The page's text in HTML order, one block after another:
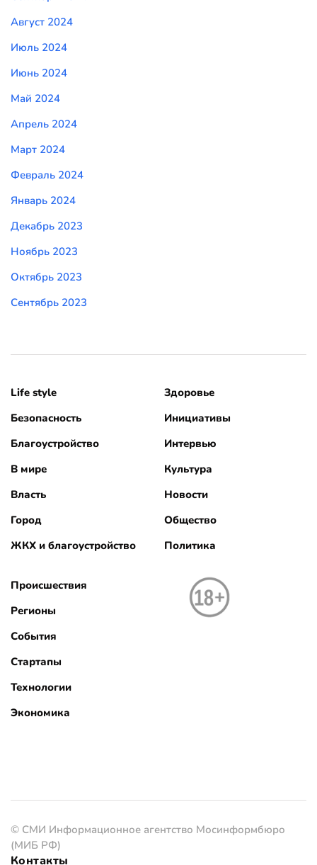
Август 2024
Июль 2024
Июнь 2024
Май 2024
Апрель 2024
Март 2024
Февраль 2024
Январь 2024
Декабрь 2023
Ноябрь 2023
Октябрь 2023
Сентябрь 2023
Life style
Безопасность
Благоустройство
В мире
Власть
Город
ЖКХ и благоустройство
Здоровье
Инициативы
Интервью
Культура
Новости
Общество
Политика
Происшествия
Регионы
События
Стартапы
Технологии
Экономика
© СМИ Информационное агентство Мосинформбюро
(МИБ РФ)
Контакты